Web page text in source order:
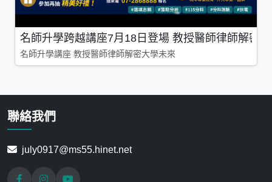
名師升學跨越講座7月18日登場 教授醫師律師解密
名師升學講座 教授醫師律師解密大學未來
聯絡我們
july0917@ms55.hinet.net